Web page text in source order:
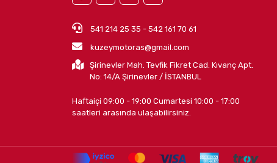
541 214 25 35 - 542 161 70 61
kuzeymotoras@gmail.com
Şirinevler Mah. Tevfik Fikret Cad. Kıvanç Apt.
No: 14/A Şirinevler / İSTANBUL
Haftaiçi 09:00 - 19:00 Cumartesi 10:00 - 17:00
saatleri arasında ulaşabilirsiniz.